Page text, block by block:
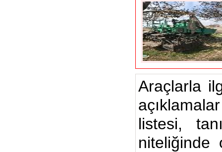
Araçlarla
listesi,
niteliğinde